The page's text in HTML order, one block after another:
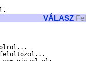
VÁLASZ
feloltozol...